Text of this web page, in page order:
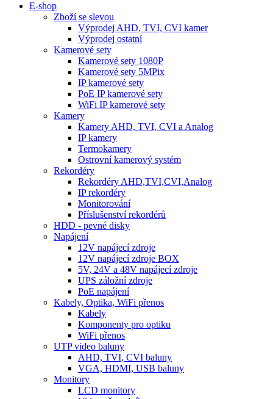
E-shop
Zboží se slevou
Výprodej AHD, TVI, CVI kamer
Výprodej ostatní
Kamerové sety
Kamerové sety 1080P
Kamerové sety 5MPix
IP kamerové sety
PoE IP kamerové sety
WiFi IP kamerové sety
Kamery
Kamery AHD, TVI, CVI a Analog
IP kamery
Termokamery
Ostrovní kamerový systém
Rekordéry
Rekordéry AHD,TVI,CVI,Analog
IP rekordéry
Monitorování
Příslušenství rekordérů
HDD - pevné disky
Napájení
12V napájecí zdroje
12V napájecí zdroje BOX
5V, 24V a 48V napájecí zdroje
UPS záložní zdroje
PoE napájení
Kabely, Optika, WiFi přenos
Kabely
Komponenty pro optiku
WiFi přenos
UTP video baluny
AHD, TVI, CVI baluny
VGA, HDMI, USB baluny
Monitory
LCD monitory